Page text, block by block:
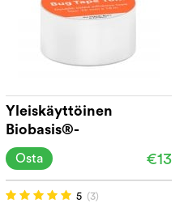
Yleiskäyttöinen
Biobasis®-
hyönteisteippi, 10 m
€13
Osta
5 (3)